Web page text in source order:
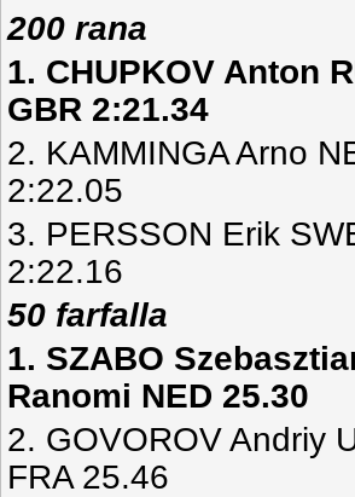
200 rana
1. CHUPKOV Anton
GBR 2:21.34
2. KAMMINGA Arno
2:22.05
3. PERSSON Erik
2:22.16
50 farfalla
1. SZABO
Ranomi NED 25.30
2. GOVOROV Andriy
FRA 25.46